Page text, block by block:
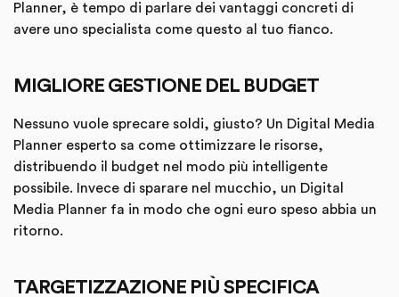
Planner, è tempo di parlare dei vantaggi concreti di
avere uno specialista come questo al tuo fianco.
MIGLIORE GESTIONE DEL BUDGET
Nessuno vuole sprecare soldi, giusto? Un Digital Media
Planner esperto sa come ottimizzare le risorse,
distribuendo il budget nel modo più intelligente
possibile. Invece di sparare nel mucchio, un Digital
Media Planner fa in modo che ogni euro speso abbia un
ritorno.
TARGETIZZAZIONE PIÙ SPECIFICA